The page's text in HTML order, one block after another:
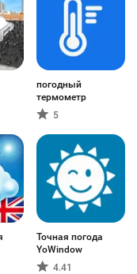
погодный
термометр
5
Точная погода
YoWindow
4.41